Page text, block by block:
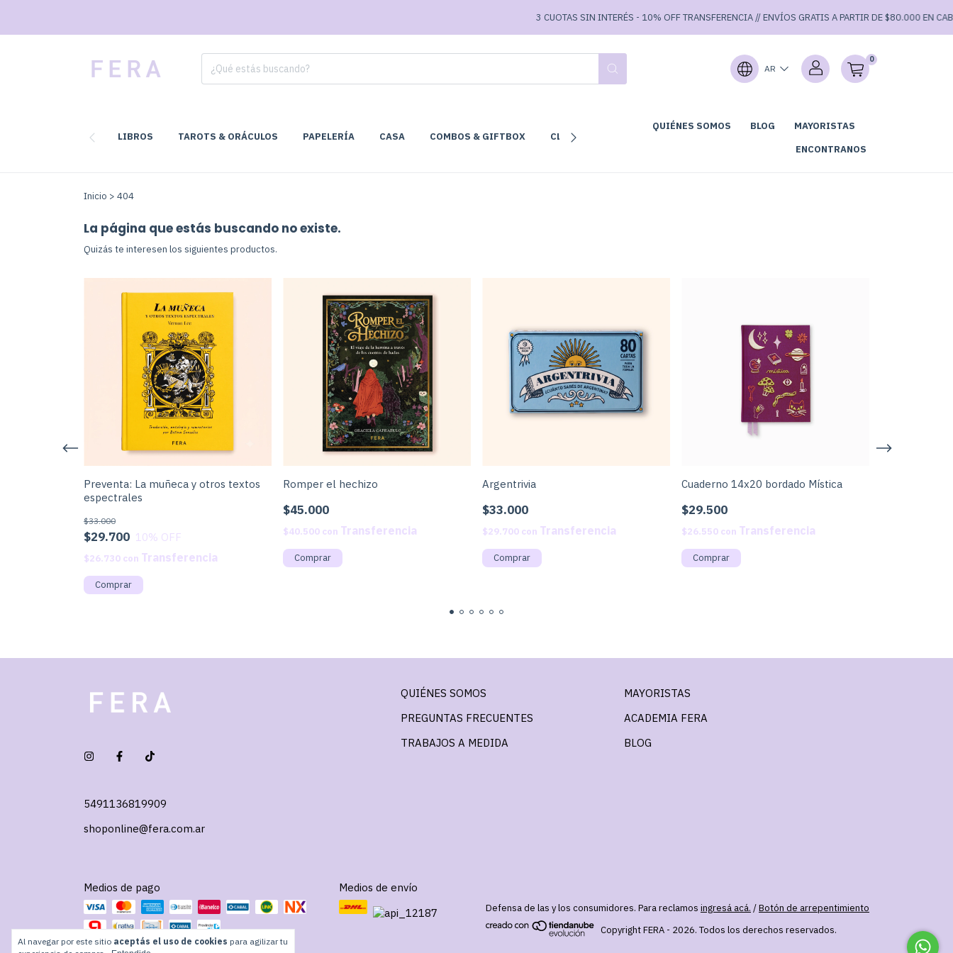
3 CUOTAS SIN INTERÉS - 10% OFF TRANSFERENCIA // ENVÍOS GRATIS A PARTIR DE $80.000 EN
AR
0
LIBROS TAROTS & ORÁCULOS PAPELERÍA CASA COMBOS & GIFTBOX CLUB DE LECTURA
QUIÉNES SOMOS BLOG
MAYORISTAS
ENCONTRANOS
Al navegar por este sitio aceptás el uso de cookies para agilizar tu
Inicio > 404
La página que estás buscando no existe.
Quizás te interesen los siguientes productos.
Preventa: La muñeca y otros textos
espectrales
$29.700
$33.000
10% OFF
$26.730 con
Romper el hechizo
$45.000
$40.500 con
Argentrivia
$33.000
$29.700 con
Cuaderno 14x20 bordado Mística
$29.500
$26.550 con
5491136819909
shoponline@fera.com.ar
QUIÉNES SOMOS
PREGUNTAS FRECUENTES
TRABAJOS A MEDIDA
MAYORISTAS
ACADEMIA FERA
BLOG
Medios de pago Medios de envío
Defensa de las y los consumidores. Para reclamos ingresá acá. /Botón de arrepentimiento
Copyright FERA - 2026. Todos los derechos reservados.